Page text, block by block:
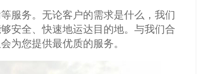
服务。无论客户的需求是什么，我们
安全、快速地运达目的地。与我们合
为您提供最优质的服务。